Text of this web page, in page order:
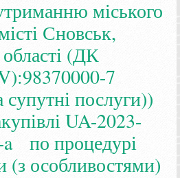
міського
Сновськ,
області (ДК
7
супутні послуги))
UA-2023-
a по процедурі
(з особливостями)